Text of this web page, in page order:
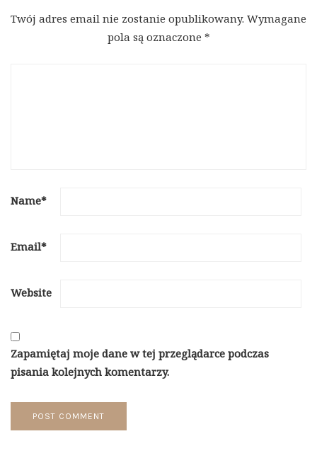
Twój adres email nie zostanie opublikowany. Wymagane
pola są oznaczone *
Name*
Email*
Website
Zapamiętaj moje dane w tej przeglądarce podczas
pisania kolejnych komentarzy.